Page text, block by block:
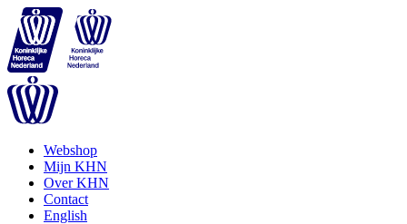
Webshop
Mijn KHN
Over KHN
Contact
English